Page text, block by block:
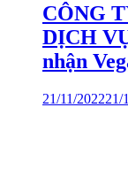
CÔNG
DỊCH
nhận
21/11/202221/